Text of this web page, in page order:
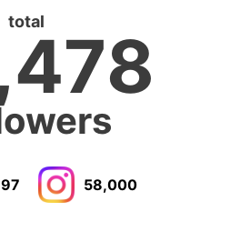
total
58,000